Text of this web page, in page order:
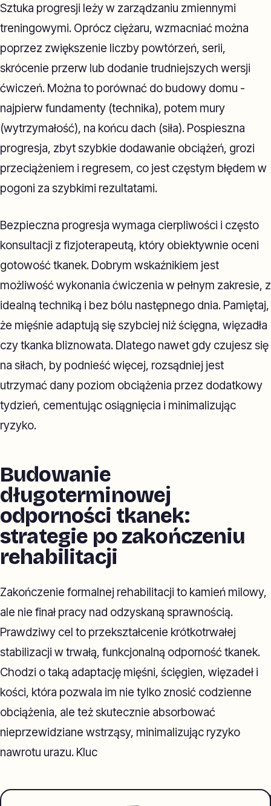
Sztuka progresji leży w zarządzaniu zmiennymi
treningowymi. Oprócz ciężaru, wzmacniać można
poprzez zwiększenie liczby powtórzeń, serii,
skrócenie przerw lub dodanie trudniejszych wersji
ćwiczeń. Można to porównać do budowy domu -
najpierw fundamenty (technika), potem mury
(wytrzymałość), na końcu dach (siła). Pospieszna
progresja, zbyt szybkie dodawanie obciążeń, grozi
przeciążeniem i regresem, co jest częstym błędem w
pogoni za szybkimi rezultatami.
Bezpieczna progresja wymaga cierpliwości i często
konsultacji z fizjoterapeutą, który obiektywnie oceni
gotowość tkanek. Dobrym wskaźnikiem jest
możliwość wykonania ćwiczenia w pełnym zakresie, z
idealną techniką i bez bólu następnego dnia. Pamiętaj,
że mięśnie adaptują się szybciej niż ścięgna, więzadła
czy tkanka bliznowata. Dlatego nawet gdy czujesz się
na siłach, by podnieść więcej, rozsądniej jest
utrzymać dany poziom obciążenia przez dodatkowy
tydzień, cementując osiągnięcia i minimalizując
ryzyko.
Budowanie
długoterminowej
odporności tkanek:
strategie po zakończeniu
rehabilitacji
Zakończenie formalnej rehabilitacji to kamień milowy,
ale nie finał pracy nad odzyskaną sprawnością.
Prawdziwy cel to przekształcenie krótkotrwałej
stabilizacji w trwałą, funkcjonalną odporność tkanek.
Chodzi o taką adaptację mięśni, ścięgien, więzadeł i
kości, która pozwala im nie tylko znosić codzienne
obciążenia, ale też skutecznie absorbować
nieprzewidziane wstrząsy, minimalizując ryzyko
nawrotu urazu. Kluc